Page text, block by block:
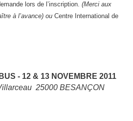
lors de l’inscription. (Merci aux
à l’avance) ou Centre International de
- 12 & 13 NOVEMBRE 2011
25000 BESANÇON